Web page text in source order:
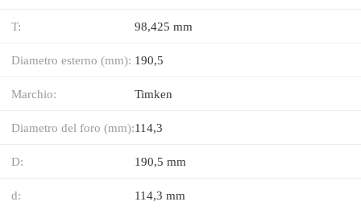
T: 98,425 mm
Diametro esterno (mm): 190,5
Marchio: Timken
Diametro del foro (mm):114,3
D: 190,5 mm
d: 114,3 mm